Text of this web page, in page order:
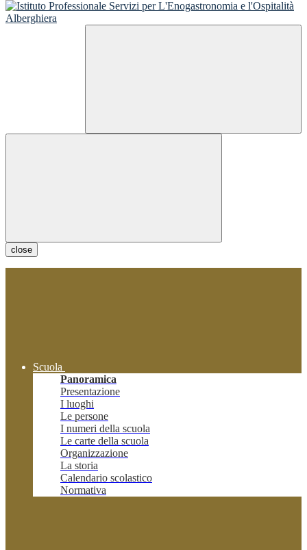
close
Scuola
Panoramica
Presentazione
I luoghi
Le persone
I numeri della scuola
Le carte della scuola
Organizzazione
La storia
Calendario scolastico
Normativa